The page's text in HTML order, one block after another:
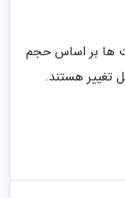
ها بر اساس حجم
تغییر هستند.